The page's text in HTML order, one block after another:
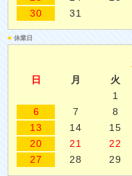
30
31
■ 休業日
日
月 火
1
6
7 8
13
14 15
20
21 22
27
28 29